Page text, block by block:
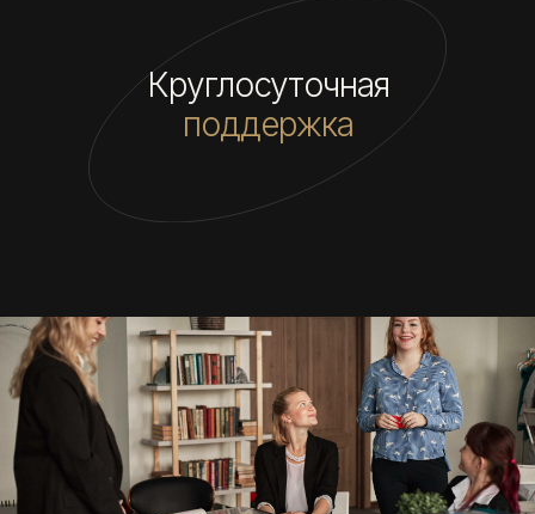
Круглосуточная
поддержка